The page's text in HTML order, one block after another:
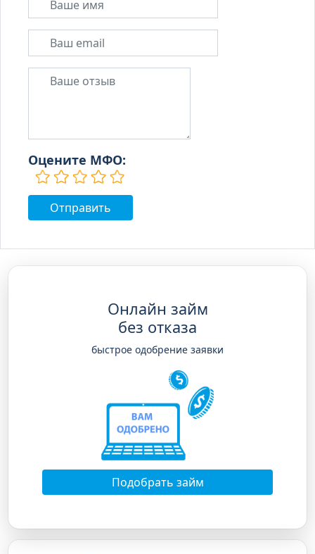
Оцените МФО:
Онлайн займ
без отказа
быстрое одобрение заявки
Подобрать займ